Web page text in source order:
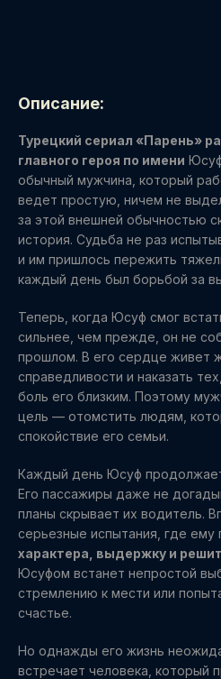
Описание:
Турецкий сериал «Парень»
главного героя по имени
обычный мужчина, который
ведет простую, ничем не
за этой внешней обычностью
история. Судьба не раз
и им пришлось пережить
каждый день был борьбой за
Теперь, когда Юсуф смог
сильнее, чем прежде, он не
прошлом. В его сердце живет
справедливости и наказать
боль его близким. Поэтому
цель — отомстить людям,
спокойствие его семьи.
Каждый день Юсуф
Его пассажиры даже не
планы скрывает их водитель.
серьезные испытания, где ему
характера, выдержку и
Юсуфом встанет непростой
стремлению к мести или
счастье.
Но однажды его жизнь
встречает человека, который